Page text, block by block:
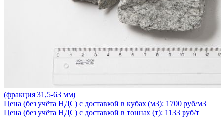
(фракция 31,5-63 мм)
Цена (без учёта НДС) с доставкой в кубах (м3): 1700 руб/м3
Цена (без учёта НДС) с доставкой в тоннах (т): 1133 руб/т